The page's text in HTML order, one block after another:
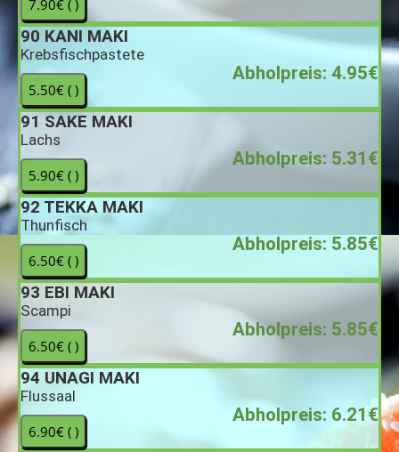
90 KANI MAKI
Krebsfischpastete
Abholpreis: 4.95€
91 SAKE MAKI
Lachs
Abholpreis: 5.31€
92 TEKKA MAKI
Thunfisch
Abholpreis: 5.85€
93 EBI MAKI
Scampi
Abholpreis: 5.85€
94 UNAGI MAKI
Flussaal
Abholpreis: 6.21€